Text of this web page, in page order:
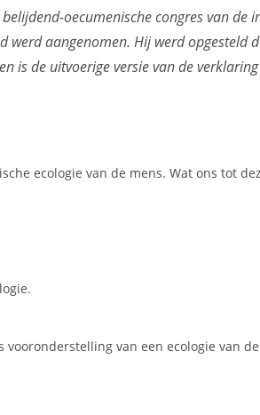
oecumenische congres van de
werd aangenomen. Hij werd opgesteld
is de uitvoerige versie van de
ecologie van de mens. Wat ons tot
van een ecologie van